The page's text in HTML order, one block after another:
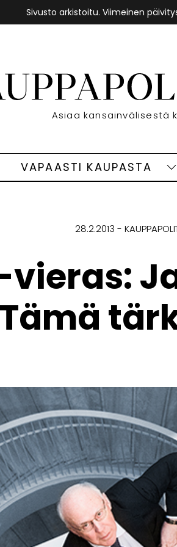
Sivusto arkistoitu. Viimeinen
Etusivu
Asiaa kansainvälisestä
VAPAASTI KAUPASTA
28.2.2013
vieras:
Tämä